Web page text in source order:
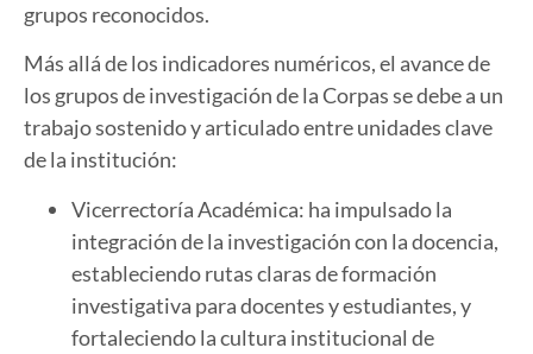
grupos reconocidos.
Más allá de los indicadores numéricos, el avance de
los grupos de investigación de la Corpas se debe a un
trabajo sostenido y articulado entre unidades clave
de la institución:
Vicerrectoría Académica: ha impulsado la
integración de la investigación con la docencia,
estableciendo rutas claras de formación
investigativa para docentes y estudiantes, y
fortaleciendo la cultura institucional de